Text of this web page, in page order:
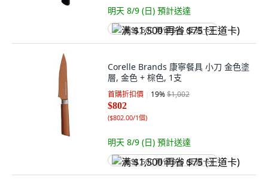
明天 8/9 (日) 預計送達
满 $1,500 再省 $75 (王道卡)
Corelle Brands 康寧餐具 小刀 金色塗
層, 金色 + 棕色, 1支
首購折扣價 19%$1,002
$802
($802.00/1個)
明天 8/9 (日) 預計送達
满 $1,500 再省 $75 (王道卡)